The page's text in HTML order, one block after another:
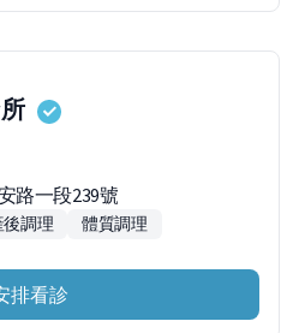
路一段239號
調理
體質調理
排看診